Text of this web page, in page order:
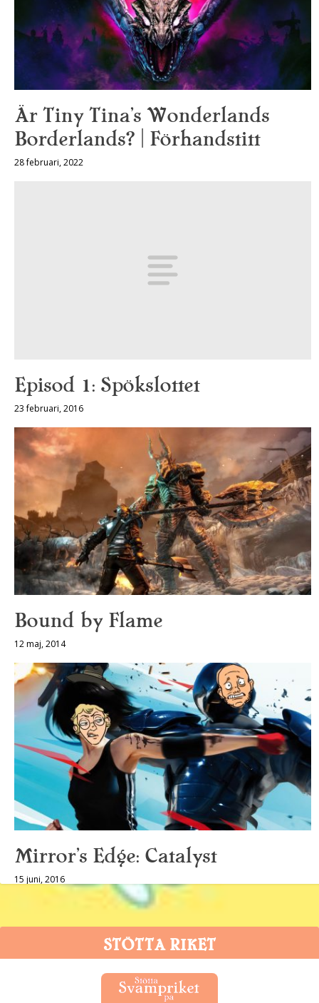
Är Tiny Tina’s Wonderlands
Borderlands? | Förhandstitt
28 februari, 2022
Episod 1: Spökslottet
23 februari, 2016
Bound by Flame
12 maj, 2014
Mirror’s Edge: Catalyst
15 juni, 2016
STÖTTA RIKET